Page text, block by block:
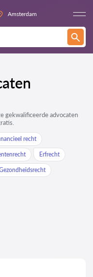
Amsterdam
gekwalificeerde advocaten
recht
Erfrecht